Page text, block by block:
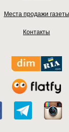
Места продажи газеты
Контакты